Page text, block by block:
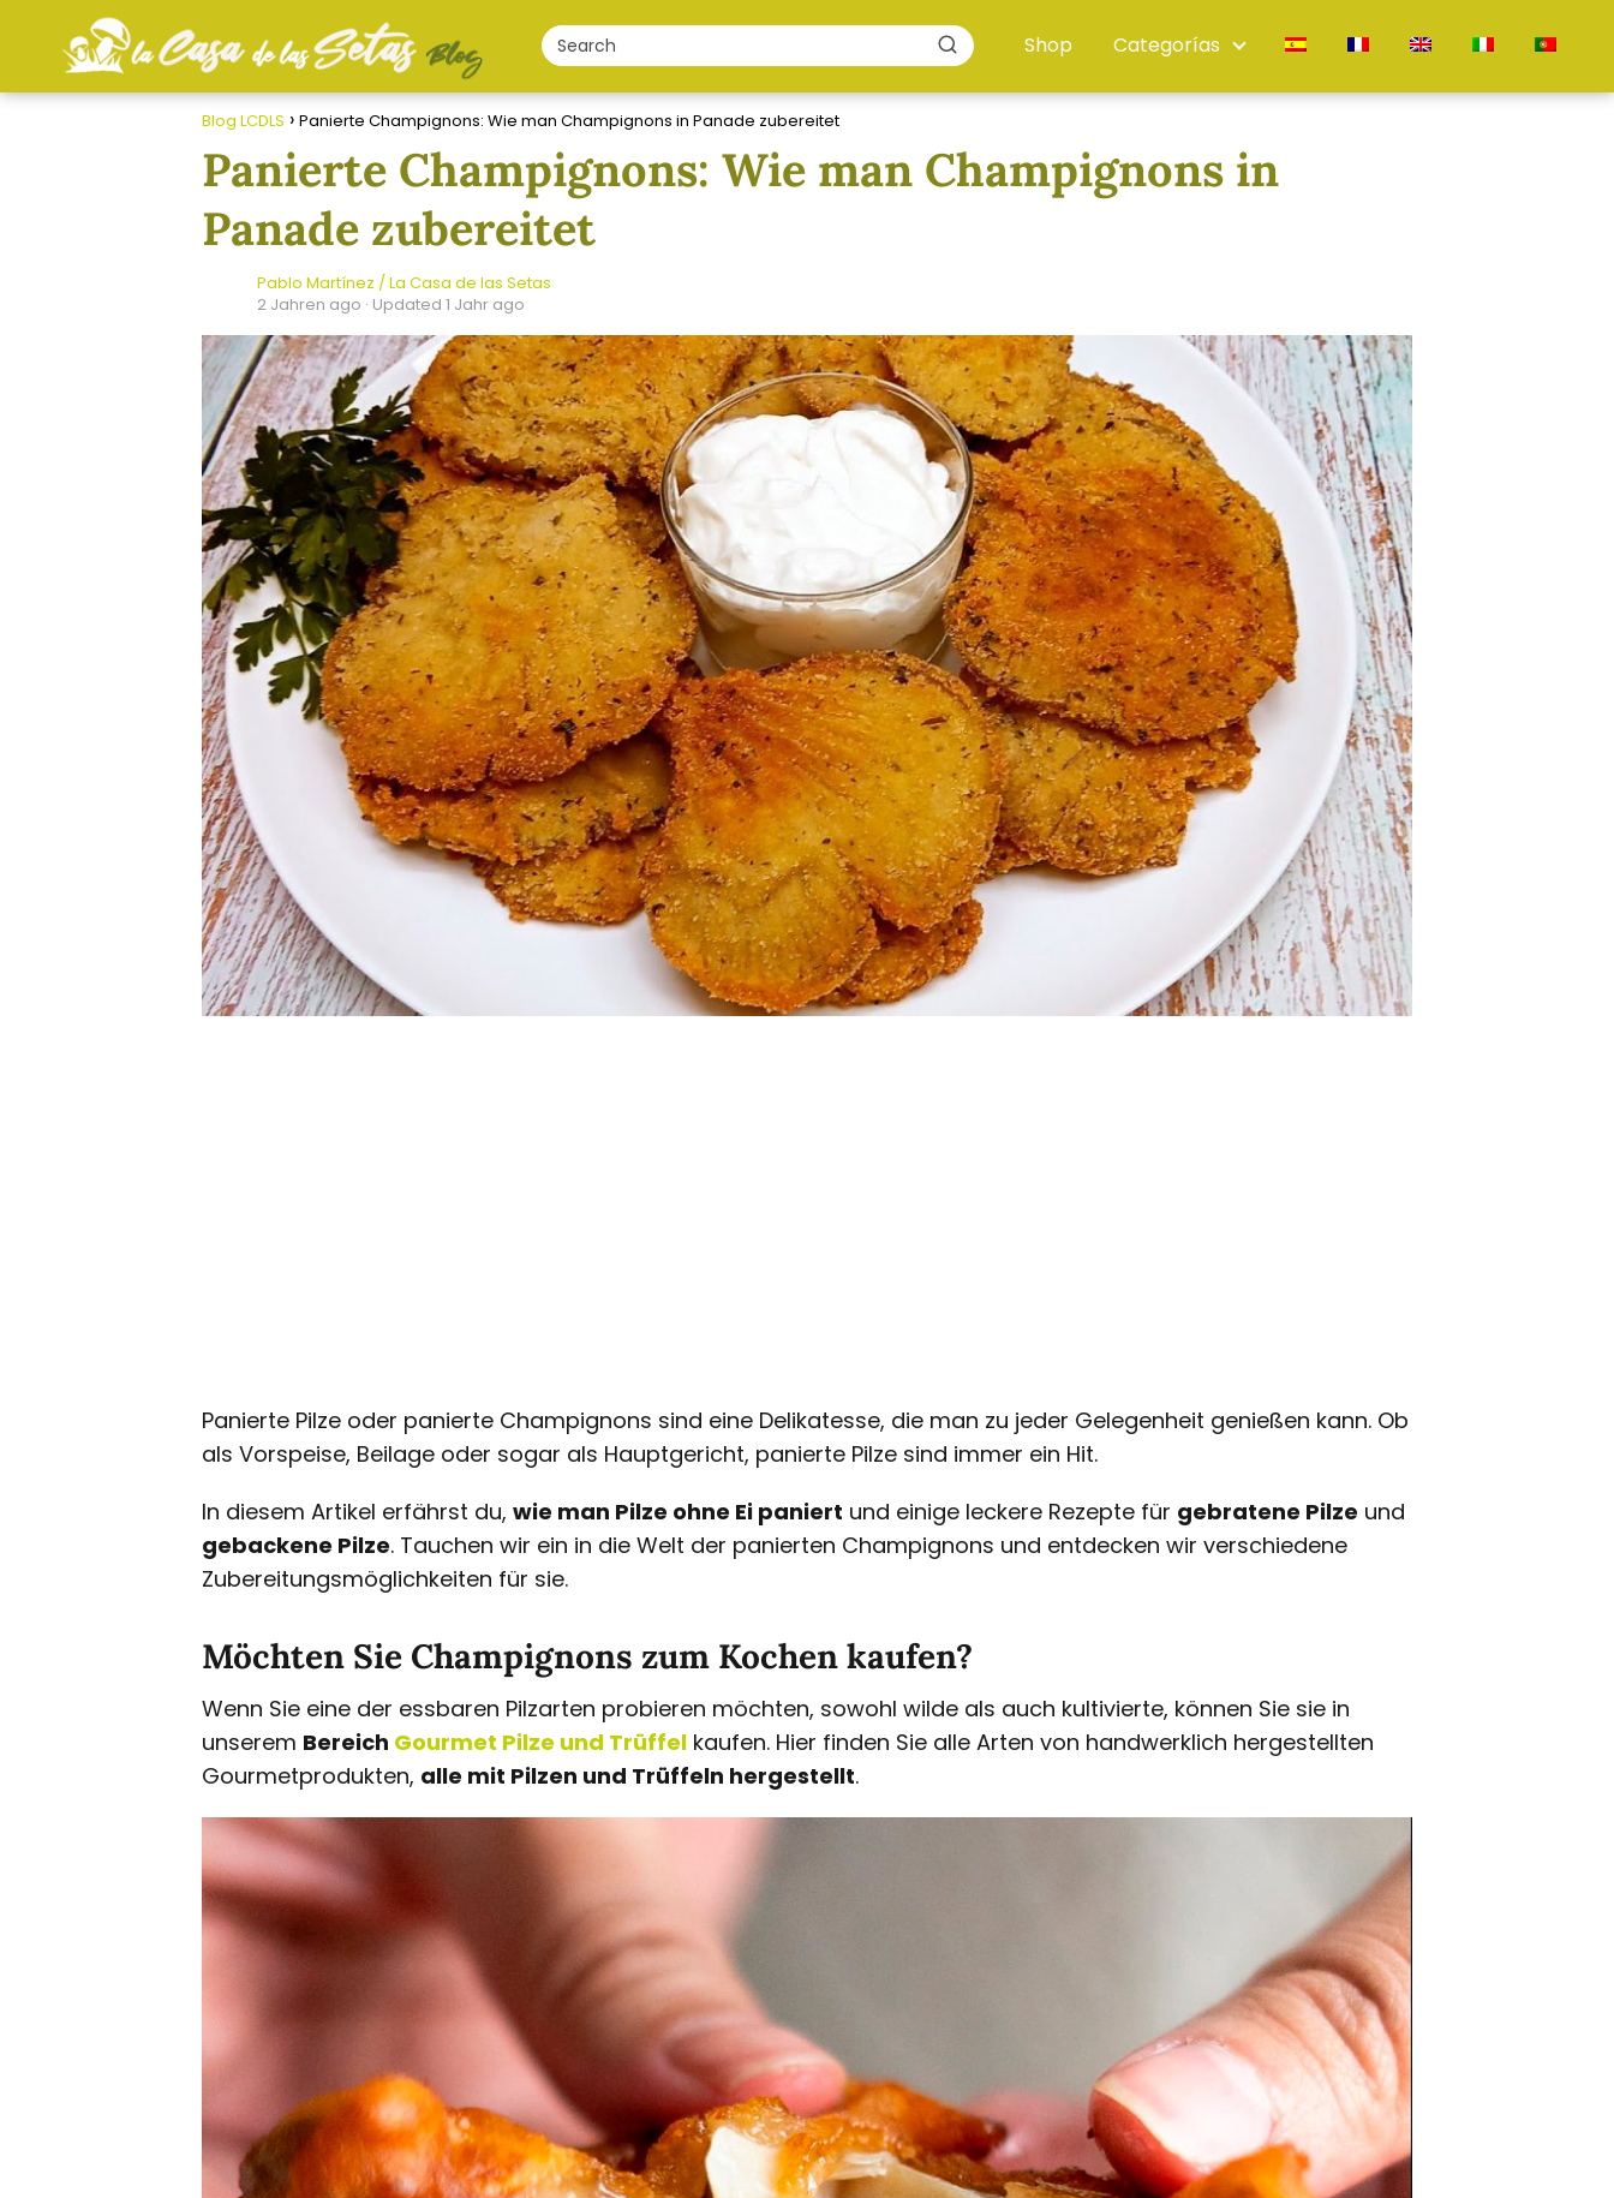
Shop Categorías
Blog LCDLS Panierte Champignons: Wie man Champignons in Panade zubereitet
Panierte Champignons: Wie man Champignons in
Panade zubereitet
Pablo Martínez / La Casa de las Setas
2 Jahren ago · Updated 1 Jahr ago
Panierte Pilze oder panierte Champignons sind eine Delikatesse, die man zu jeder Gelegenheit genießen kann. Ob
als Vorspeise, Beilage oder sogar als Hauptgericht, panierte Pilze sind immer ein Hit.
In diesem Artikel erfährst du, wie man Pilze ohne Ei paniert und einige leckere Rezepte für gebratene Pilze und
gebackene Pilze. Tauchen wir ein in die Welt der panierten Champignons und entdecken wir verschiedene
Zubereitungsmöglichkeiten für sie.
Möchten Sie Champignons zum Kochen kaufen?
Wenn Sie eine der essbaren Pilzarten probieren möchten, sowohl wilde als auch kultivierte, können Sie sie in
unserem Bereich Gourmet Pilze und Trüffel kaufen. Hier finden Sie alle Arten von handwerklich hergestellten
Gourmetprodukten, alle mit Pilzen und Trüffeln hergestellt.